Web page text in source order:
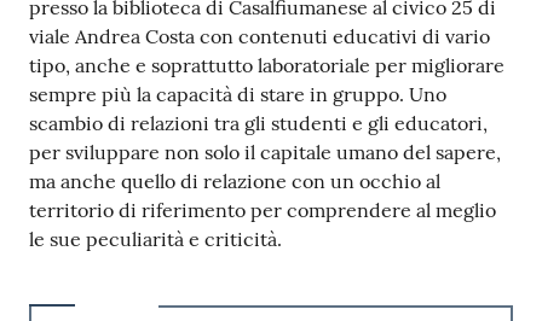
presso la biblioteca di Casalfiumanese al civico 25 di
viale Andrea Costa con contenuti educativi di vario
tipo, anche e soprattutto laboratoriale per migliorare
sempre più la capacità di stare in gruppo. Uno
scambio di relazioni tra gli studenti e gli educatori,
per sviluppare non solo il capitale umano del sapere,
ma anche quello di relazione con un occhio al
territorio di riferimento per comprendere al meglio
le sue peculiarità e criticità.